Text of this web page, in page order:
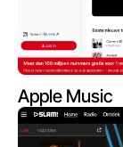
Apple Music